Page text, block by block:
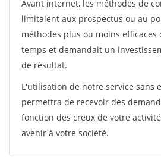
Avant internet, les méthodes de
limitaient aux prospectus ou au
méthodes plus ou moins
temps et demandait un
de résultat.
L'utilisation de notre service sans
permettra de recevoir des
fonction des creux de votre
avenir à votre société.